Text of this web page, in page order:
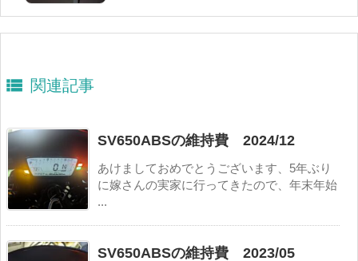
 関連記事
SV650ABSの維持費 2024/12
あけましておめでとうございます、5年ぶり
に嫁さんの実家に行ってきたので、年末年始
...
SV650ABSの維持費 2023/05